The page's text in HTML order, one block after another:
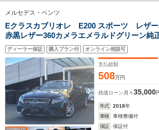
メルセデス・ベンツ
Eクラスカブリオレ E200 スポーツ レザー
赤黒レザー360カメラエメラルドグリーン純
19AW
ディーラー保証 購入プラン付 オンライン相談可
支払総額
508万円
残価ローン 月々35,000
年式 2018年
車検
車検整備付
保証
保証付